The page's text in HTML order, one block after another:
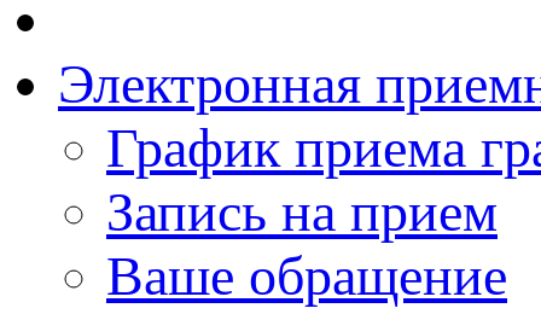
Электронная
График приема
Запись на прием
Ваше обращение